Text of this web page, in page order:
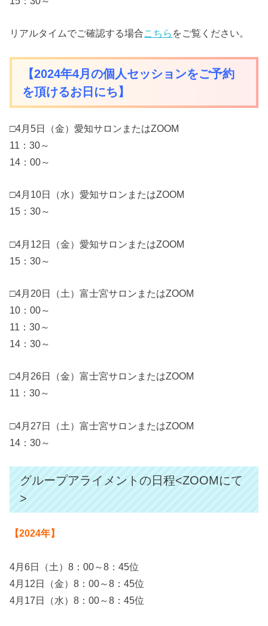
リアルタイムでご確認する場合こちら をご覧ください。
【2024年4月の個人セッションをご予約
を頂けるお日にち】
□4月5日（金）愛知サロンまたはZOOM
11：30～
14：00～
□4月10日（水）愛知サロンまたはZOOM
15：30～
□4月12日（金）愛知サロンまたはZOOM
15：30～
□4月20日（土）富士宮サロンまたはZOOM
10：00～
11：30～
14：30～
□4月26日（金）富士宮サロンまたはZOOM
11：30～
□4月27日（土）富士宮サロンまたはZOOM
14：30～
グループアライメントの日程<ZOOMにて
>
【2024年】
4月6日（土）8：00～8：45位
4月12日（金）8：00～8：45位
4月17日（水）8：00～8：45位